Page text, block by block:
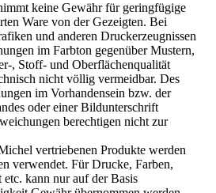
keine Gewähr für geringfügige
Ware von der Gezeigten. Bei
und anderen Druckerzeugnissen
im Farbton gegenüber Mustern,
, Stoff- und Oberflächenqualität
nicht völlig vermeidbar. Des
im Vorhandensein bzw. der
oder einer Bildunterschrift
berechtigen nicht zur
vertriebenen Produkte werden
verwendet. Für Drucke, Farben,
kann nur auf der Basis